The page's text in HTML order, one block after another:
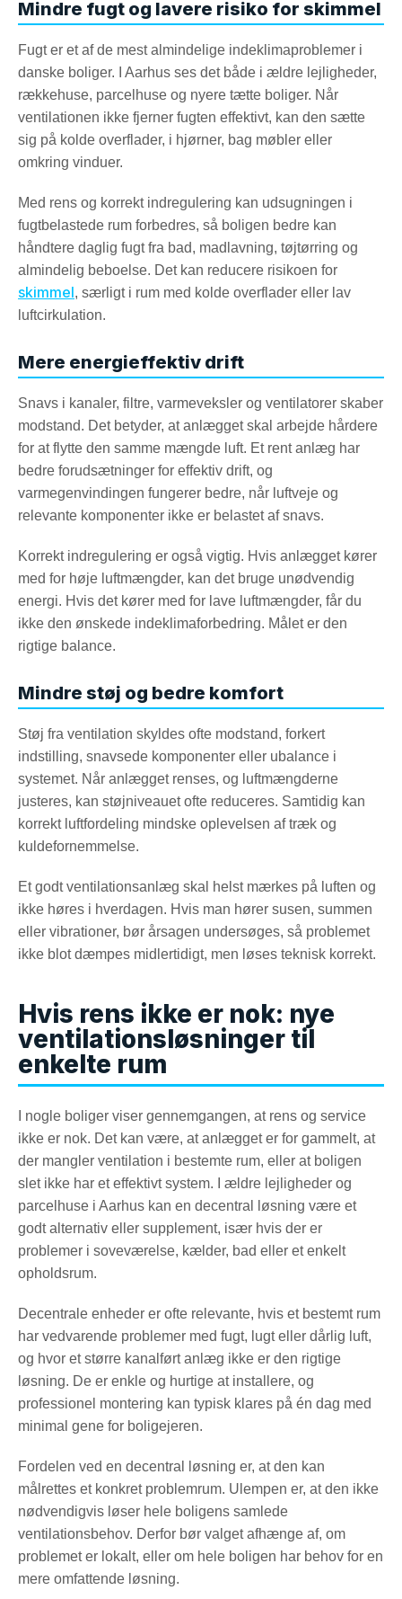
Mindre fugt og lavere risiko for skimmel
Fugt er et af de mest almindelige indeklimaproblemer i
danske boliger. I Aarhus ses det både i ældre lejligheder,
rækkehuse, parcelhuse og nyere tætte boliger. Når
ventilationen ikke fjerner fugten effektivt, kan den sætte
sig på kolde overflader, i hjørner, bag møbler eller
omkring vinduer.
Med rens og korrekt indregulering kan udsugningen i
fugtbelastede rum forbedres, så boligen bedre kan
håndtere daglig fugt fra bad, madlavning, tøjtørring og
almindelig beboelse. Det kan reducere risikoen for
skimmel, særligt i rum med kolde overflader eller lav
luftcirkulation.
Mere energieffektiv drift
Snavs i kanaler, filtre, varmeveksler og ventilatorer skaber
modstand. Det betyder, at anlægget skal arbejde hårdere
for at flytte den samme mængde luft. Et rent anlæg har
bedre forudsætninger for effektiv drift, og
varmegenvindingen fungerer bedre, når luftveje og
relevante komponenter ikke er belastet af snavs.
Korrekt indregulering er også vigtig. Hvis anlægget kører
med for høje luftmængder, kan det bruge unødvendig
energi. Hvis det kører med for lave luftmængder, får du
ikke den ønskede indeklimaforbedring. Målet er den
rigtige balance.
Mindre støj og bedre komfort
Støj fra ventilation skyldes ofte modstand, forkert
indstilling, snavsede komponenter eller ubalance i
systemet. Når anlægget renses, og luftmængderne
justeres, kan støjniveauet ofte reduceres. Samtidig kan
korrekt luftfordeling mindske oplevelsen af træk og
kuldefornemmelse.
Et godt ventilationsanlæg skal helst mærkes på luften og
ikke høres i hverdagen. Hvis man hører susen, summen
eller vibrationer, bør årsagen undersøges, så problemet
ikke blot dæmpes midlertidigt, men løses teknisk korrekt.
Hvis rens ikke er nok: nye
ventilationsløsninger til
enkelte rum
I nogle boliger viser gennemgangen, at rens og service
ikke er nok. Det kan være, at anlægget er for gammelt, at
der mangler ventilation i bestemte rum, eller at boligen
slet ikke har et effektivt system. I ældre lejligheder og
parcelhuse i Aarhus kan en decentral løsning være et
godt alternativ eller supplement, især hvis der er
problemer i soveværelse, kælder, bad eller et enkelt
opholdsrum.
Decentrale enheder er ofte relevante, hvis et bestemt rum
har vedvarende problemer med fugt, lugt eller dårlig luft,
og hvor et større kanalført anlæg ikke er den rigtige
løsning. De er enkle og hurtige at installere, og
professionel montering kan typisk klares på én dag med
minimal gene for boligejeren.
Fordelen ved en decentral løsning er, at den kan
målrettes et konkret problemrum. Ulempen er, at den ikke
nødvendigvis løser hele boligens samlede
ventilationsbehov. Derfor bør valget afhænge af, om
problemet er lokalt, eller om hele boligen har behov for en
mere omfattende løsning.